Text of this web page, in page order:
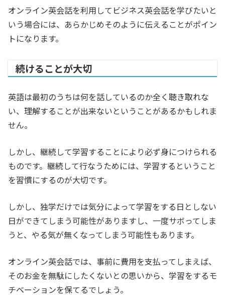
オンライン英会話を利用してビジネス英会話を学びたいと
いう場合には、あらかじめそのように伝えることがポイン
トになります。
続けることが大切
英語は最初のうちは何を話しているのか全く聴き取れな
い、理解することが出来ないということがあるかもしれま
せん。
しかし、継続して学習することにより必ず身につけられる
ものです。継続して行なうためには、学習するということ
を習慣にするのが大切です。
しかし、独学だけでは気分によって学習をする日としない
日ができてしまう可能性がありますし、一度サボってしま
うと、やる気が無くなってしまう可能性もあります。
オンライン英会話では、事前に費用を支払ってしまえば、
そのお金を無駄にしたくないとの思いから、学習をするモ
チベーションを保てるでしょう。